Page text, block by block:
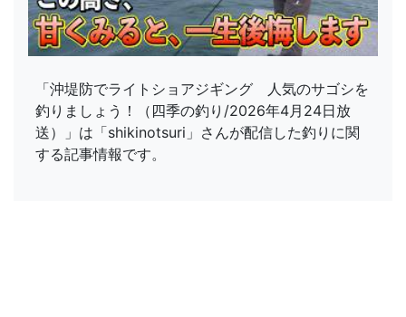
「沖堤防でライトショアジギング 人気のサゴシを
釣りましょう！（四季の釣り/2026年4月24日放
送）」は「shikinotsuri」さんが配信した釣りに関
する記事情報です。